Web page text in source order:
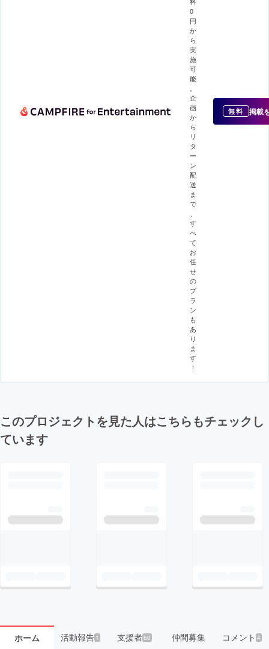
0
円
か
ら
実
施
可
能
企
画
か
ら
リ
タ
ー
ン
配
送
ま
で
す
べ
て
お
任
せ
の
プ
ラ
ン
も
あ
り
ま
す
！
無料 掲載
このプロジェクトを見た人はこちらもチェックし
ています
ホーム 活動報告1 支援者60 仲間募集 コメント4